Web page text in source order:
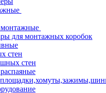
для монтажных коробок
стен
стен